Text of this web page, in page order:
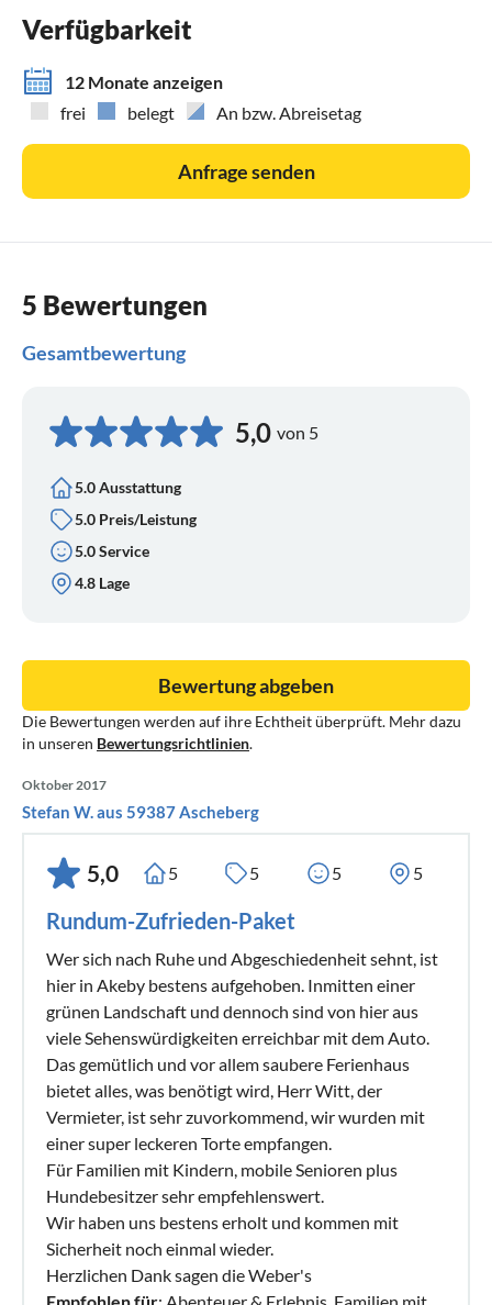
Verfügbarkeit
12 Monate anzeigen
frei
belegt An bzw. Abreisetag
Anfrage senden
5 Bewertungen
Gesamtbewertung
5,0 von 5
5.0 Ausstattung
5.0 Preis/Leistung
5.0 Service
4.8 Lage
Die Bewertungen werden auf ihre Echtheit überprüft. Mehr dazu
in unseren Bewertungsrichtlinien.
Bewertung abgeben
Oktober 2017
Stefan W. aus 59387 Ascheberg
5,0 5 5 5 5
Rundum-Zufrieden-Paket
Wer sich nach Ruhe und Abgeschiedenheit sehnt, ist
hier in Akeby bestens aufgehoben. Inmitten einer
grünen Landschaft und dennoch sind von hier aus
viele Sehenswürdigkeiten erreichbar mit dem Auto.
Das gemütlich und vor allem saubere Ferienhaus
bietet alles, was benötigt wird, Herr Witt, der
Vermieter, ist sehr zuvorkommend, wir wurden mit
einer super leckeren Torte empfangen.
Für Familien mit Kindern, mobile Senioren plus
Hundebesitzer sehr empfehlenswert.
Wir haben uns bestens erholt und kommen mit
Sicherheit noch einmal wieder.
Herzlichen Dank sagen die Weber's
Empfohlen für: Abenteuer & Erlebnis, Familien mit